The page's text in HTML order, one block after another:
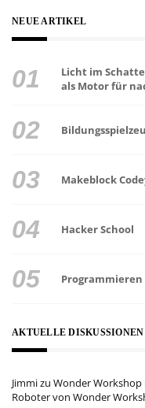
NEUE ARTIKEL
Licht im
als Motor für
Makeblock
Hacker School
AKTUELLE DISKUSSIONEN
Jimmizu Wonder Workshop
Roboter von Wonder